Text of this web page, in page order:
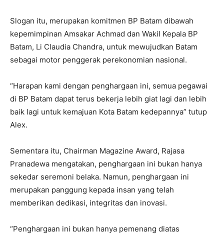
Slogan itu, merupakan komitmen BP Batam dibawah
kepemimpinan Amsakar Achmad dan Wakil Kepala BP
Batam, Li Claudia Chandra, untuk mewujudkan Batam
sebagai motor penggerak perekonomian nasional.
“Harapan kami dengan penghargaan ini, semua pegawai
di BP Batam dapat terus bekerja lebih giat lagi dan lebih
baik lagi untuk kemajuan Kota Batam kedepannya” tutup
Alex.
Sementara itu, Chairman Magazine Award, Rajasa
Pranadewa mengatakan, penghargaan ini bukan hanya
sekedar seremoni belaka. Namun, penghargaan ini
merupakan panggung kepada insan yang telah
memberikan dedikasi, integritas dan inovasi.
“Penghargaan ini bukan hanya pemenang diatas